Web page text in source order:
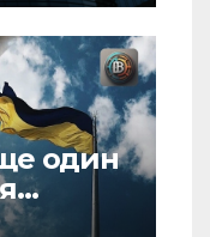
один